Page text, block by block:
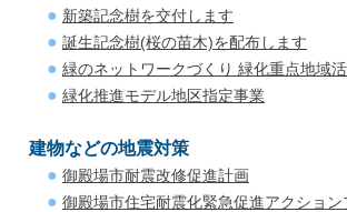
新築記念樹を交付します
誕生記念樹(桜の苗木)を配布します
緑のネットワークづくり 緑化重点地域
緑化推進モデル地区指定事業
建物などの地震対策
御殿場市耐震改修促進計画
御殿場市住宅耐震化緊急促進アクション